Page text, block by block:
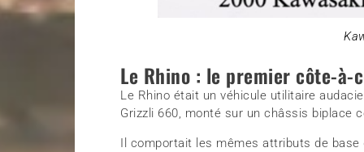
Le Rhino : le premier côte-à-
Le Rhino était un véhicule utilitaire
Grizzli 660, monté sur un châssis biplace
Il comportait les mêmes attributs de base